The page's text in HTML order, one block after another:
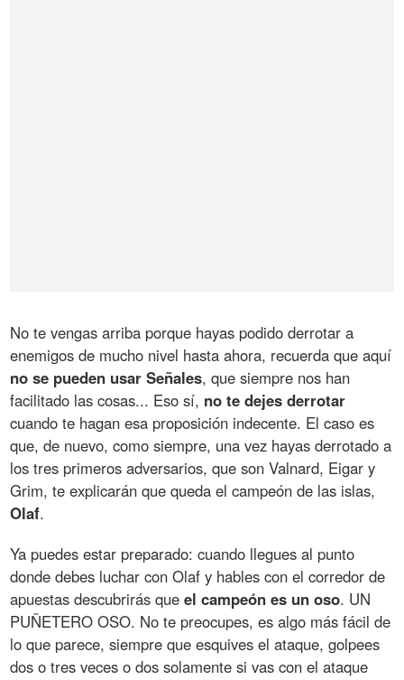
No te vengas arriba porque hayas podido derrotar a
enemigos de mucho nivel hasta ahora, recuerda que aquí
no se pueden usar Señales, que siempre nos han
facilitado las cosas... Eso sí, no te dejes derrotar
cuando te hagan esa proposición indecente. El caso es
que, de nuevo, como siempre, una vez hayas derrotado a
los tres primeros adversarios, que son Valnard, Eigar y
Grim, te explicarán que queda el campeón de las islas,
Olaf.
Ya puedes estar preparado: cuando llegues al punto
donde debes luchar con Olaf y hables con el corredor de
apuestas descubrirás queel campeón es un oso. UN
PUÑETERO OSO. No te preocupes, es algo más fácil de
lo que parece, siempre que esquives el ataque, golpees
dos o tres veces o dos solamente si vas con el ataque